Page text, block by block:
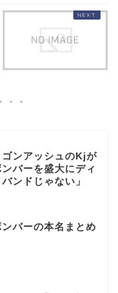
ゴンアッシュのKjが
バーを盛大にディ
ンドじゃない」
バーの本名まとめ